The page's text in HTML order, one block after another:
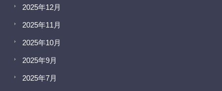
2025年12月
2025年11月
2025年10月
2025年9月
2025年7月